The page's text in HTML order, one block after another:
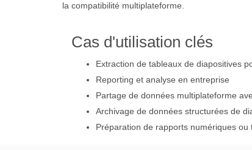
la compatibilité multiplateforme.
Cas d'utilisation clés
Extraction de tableaux de diapositives
Reporting et analyse en entreprise
Partage de données multiplateforme
Archivage de données structurées de
Préparation de rapports numériques